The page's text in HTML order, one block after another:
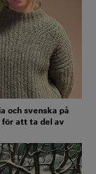
och svenska på
för att ta del av